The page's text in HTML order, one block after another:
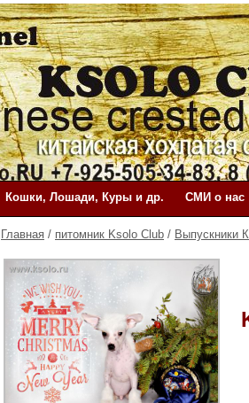
Кошки, Лошади, Куры и др. СМИ о нас
Главная / питомник Ksolo Club / Выпускники